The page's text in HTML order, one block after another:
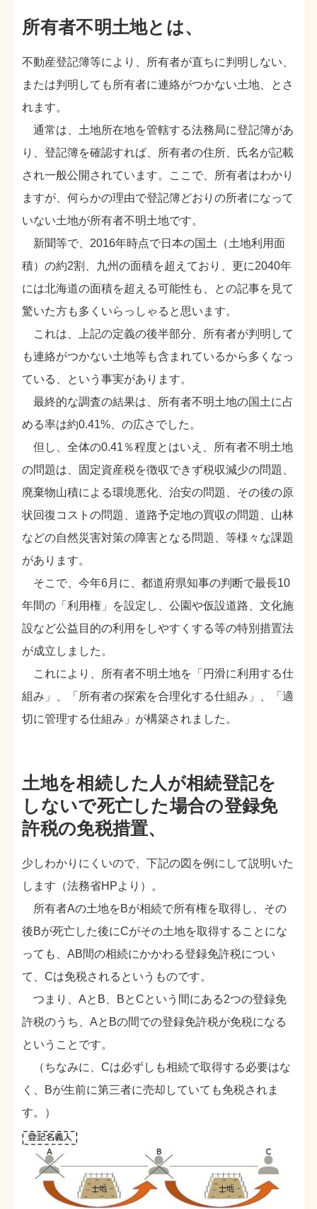
所有者不明土地とは、
不動産登記簿等により、所有者が直ちに判明しない、
または判明しても所有者に連絡がつかない土地、とさ
れます。
通常は、土地所在地を管轄する法務局に登記簿があ
り、登記簿を確認すれば、所有者の住所、氏名が記載
され一般公開されています。ここで、所有者はわかり
ますが、何らかの理由で登記簿どおりの所者になって
いない土地が所有者不明土地です。
新聞等で、2016年時点で日本の国土（土地利用面
積）の約2割、九州の面積を超えており、更に2040年
には北海道の面積を超える可能性も、との記事を見て
驚いた方も多くいらっしゃると思います。
これは、上記の定義の後半部分、所有者が判明して
も連絡がつかない土地等も含まれているから多くなっ
ている、という事実があります。
最終的な調査の結果は、所有者不明土地の国土に占
める率は約0.41%、の広さでした。
但し、全体の0.41％程度とはいえ、所有者不明土地
の問題は、固定資産税を徴収できず税収減少の問題、
廃棄物山積による環境悪化、治安の問題、その後の原
状回復コストの問題、道路予定地の買収の問題、山林
などの自然災害対策の障害となる問題、等様々な課題
があります。
そこで、今年6月に、都道府県知事の判断で最長10
年間の「利用権」を設定し、公園や仮設道路、文化施
設など公益目的の利用をしやすくする等の特別措置法
が成立しました。
これにより、所有者不明土地を「円滑に利用する仕
組み」、「所有者の探索を合理化する仕組み」、「適
切に管理する仕組み」が構築されました。
土地を相続した人が相続登記を
しないで死亡した場合の登録免
許税の免税措置、
少しわかりにくいので、下記の図を例にして説明いた
します（法務省HPより）。
所有者Aの土地をBが相続で所有権を取得し、その
後Bが死亡した後にCがその土地を取得することにな
っても、AB間の相続にかかわる登録免許税につい
て、Cは免税されるというものです。
つまり、AとB、BとCという間にある2つの登録免
許税のうち、AとBの間での登録免許税が免税になる
ということです。
（ちなみに、Cは必ずしも相続で取得する必要はな
く、Bが生前に第三者に売却していても免税されま
す。）